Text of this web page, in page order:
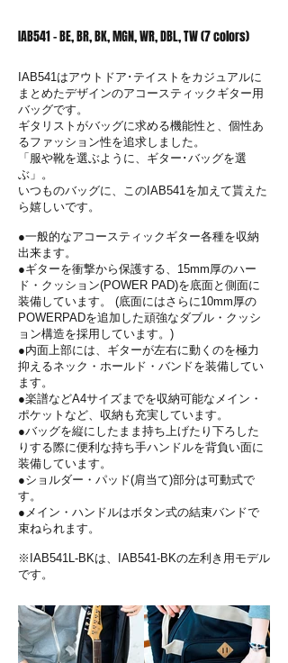
IAB541 - BE, BR, BK, MGN, WR, DBL, TW (7 colors)
IAB541はアウトドア･テイストをカジュアルに
まとめたデザインのアコースティックギター用
バッグです。
ギタリストがバッグに求める機能性と、個性あ
るファッション性を追求しました。
「服や靴を選ぶように、ギター･バッグを選
ぶ」。
いつものバッグに、このIAB541を加えて貰えた
ら嬉しいです。
●一般的なアコースティックギター各種を収納
出来ます。
●ギターを衝撃から保護する、15mm厚のハー
ド・クッション(POWER PAD)を底面と側面に
装備しています。 (底面にはさらに10mm厚の
POWERPADを追加した頑強なダブル・クッシ
ョン構造を採用しています。)
●内面上部には、ギターが左右に動くのを極力
抑えるネック・ホールド・バンドを装備してい
ます。
●楽譜などA4サイズまでを収納可能なメイン・
ポケットなど、収納も充実しています。
●バッグを縦にしたまま持ち上げたり下ろした
りする際に便利な持ち手ハンドルを背負い面に
装備しています。
●ショルダー・パッド(肩当て)部分は可動式で
す。
●メイン・ハンドルはボタン式の結束バンドで
束ねられます。
​※IAB541L-BKは、IAB541-BKの左利き用モデル
です。